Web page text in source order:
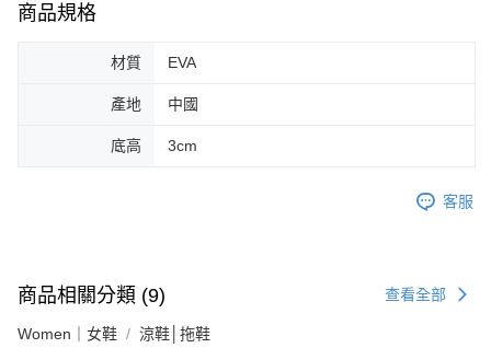
商品規格
材質 EVA
產地 中國
底高 3cm
客服
商品相關分類 (9) 查看全部
Women｜女鞋 涼鞋│拖鞋